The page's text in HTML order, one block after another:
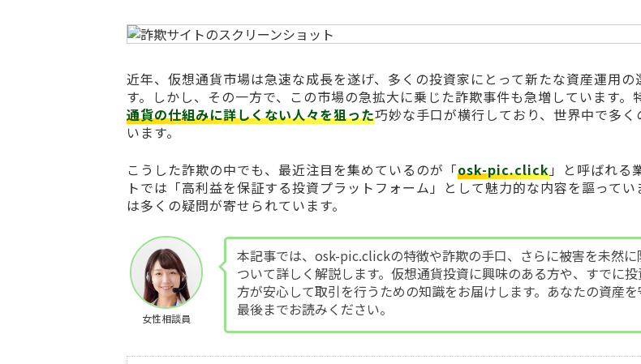
近年、仮想通貨市場は急速な成長を遂げ、多くの投資家にとって新たな資産運用の
す。しかし、その一方で、この市場の急拡大に乗じた詐欺事件も急増しています。
通貨の仕組みに詳しくない人々を狙った巧妙な手口が横行しており、世界中で多く
います。
こうした詐欺の中でも、最近注目を集めているのが「osk-pic.click」と呼ばれる
トでは「高利益を保証する投資プラットフォーム」として魅力的な内容を謳って
は多くの疑問が寄せられています。
女性相談員
本記事では、osk-pic.clickの特徴や詐欺の手口、さらに被害を未然に
ついて詳しく解説します。仮想通貨投資に興味のある方や、すでに
方が安心して取引を行うための知識をお届けします。あなたの資産
最後までお読みください。